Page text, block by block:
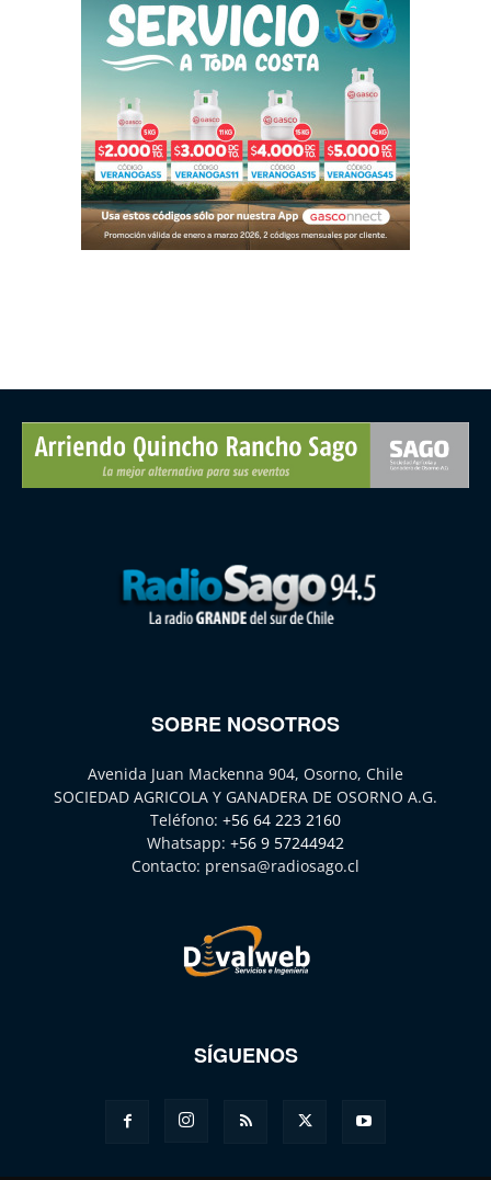
SOBRE NOSOTROS
Avenida Juan Mackenna 904, Osorno, Chile
SOCIEDAD AGRICOLA Y GANADERA DE OSORNO A.G.
Teléfono: +56 64 223 2160
Whatsapp: +56 9 57244942
Contacto: prensa@radiosago.cl
SÍGUENOS